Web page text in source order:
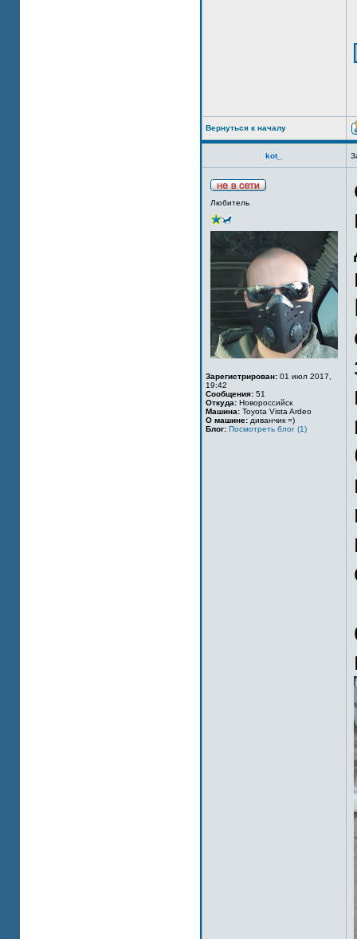
Вернуться к началу
kot_
Любитель
Зарегистрирован: 01 июл 2017,
19:42
Сообщения: 51
Откуда: Новороссийск
Машина: Toyota Vista Ardeo
О машине: диванчик =)
Блог: Посмотреть блог (1)